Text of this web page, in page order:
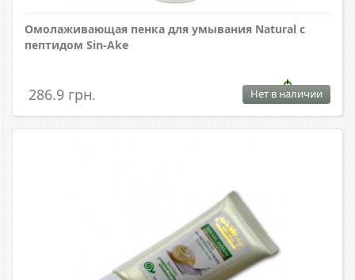
Омолаживающая пенка для умывания Natural с
пептидом Sin-Ake
286.9 грн. Нет в наличии